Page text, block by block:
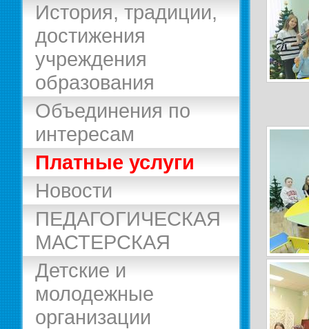
История, традиции,
достижения
учреждения
образования
Объединения по
интересам
Платные услуги
Новости
ПЕДАГОГИЧЕСКАЯ
МАСТЕРСКАЯ
Детские и
молодежные
организации